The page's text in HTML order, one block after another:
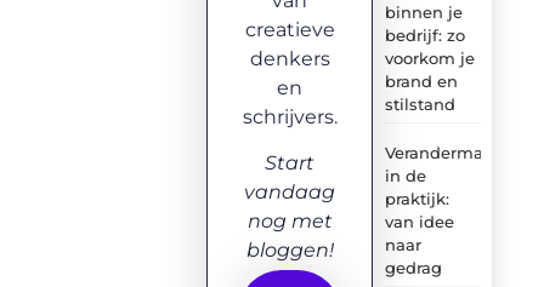
binnen je
bedrijf: zo
voorkom je
brand en
stilstand
in de
praktijk:
van idee
naar
gedrag
creatieve
denkers
en
schrijvers.
Start
vandaag
nog met
bloggen!